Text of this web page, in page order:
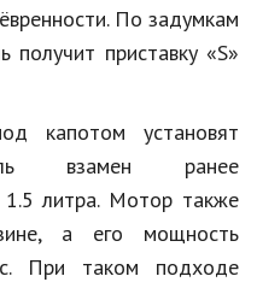
По задумкам
получит приставку «S»
капотом установят
взамен ранее
1.5 литра. Мотор также
а его мощность
При таком подходе